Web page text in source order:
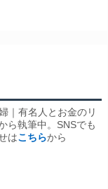
｜有名人とお金のリ
ら執筆中。SNSでも
はこちらから